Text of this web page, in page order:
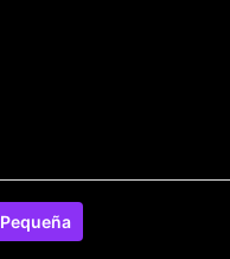
Pequeña